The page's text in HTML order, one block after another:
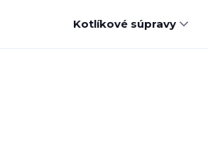
Kotlíkové súpravy